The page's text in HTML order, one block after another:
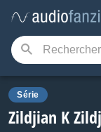
Série
Zildjian K